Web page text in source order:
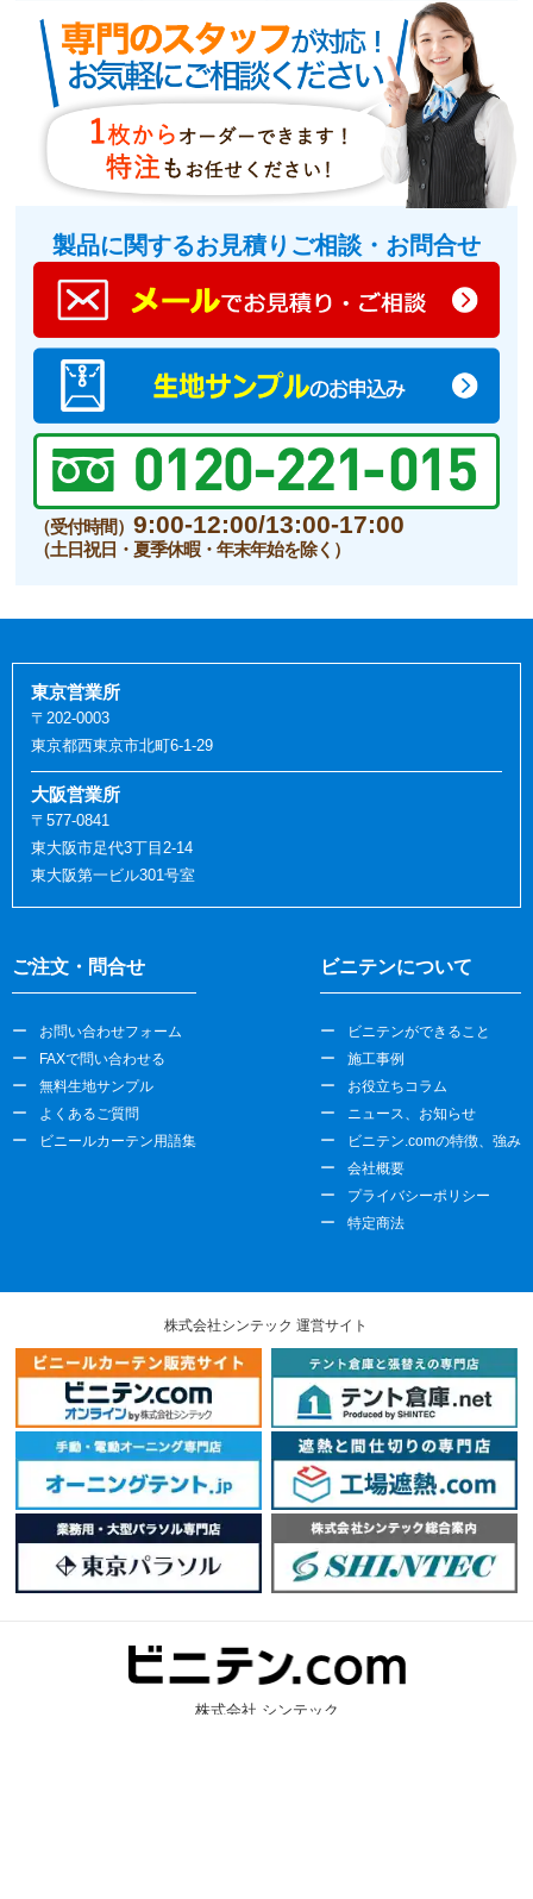
製品に関するお見積りご相談・お問合せ
（受付時間）9:00-12:00/13:00-17:00
（土日祝日・夏季休暇・年末年始を除く）
ご注文・問合せ
お問い合わせフォーム
FAXで問い合わせる
無料生地サンプル
よくあるご質問
ビニールカーテン用語集
ビニテンについて
ビニテンができること
施工事例
お役立ちコラム
ニュース、お知らせ
ビニテン.comの特徴、強み
会社概要
プライバシーポリシー
特定商法
東京営業所
〒202-0003
東京都西東京市北町6-1-29
大阪営業所
〒577-0841
東大阪市足代3丁目2-14
東大阪第一ビル301号室
株式会社シンテック 運営サイト
株式会社 シンテック